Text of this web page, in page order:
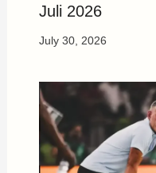
Juli 2026
July 30, 2026